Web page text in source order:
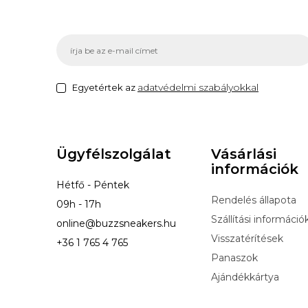
Egyetértek az adatvédelmi szabályokkal
Ügyfélszolgálat
Hétfő - Péntek
09h - 17h
online@buzzsneakers.hu
+36 1 765 4 765
Vásárlási
információk
Rendelés állapota
Szállítási
Visszatérítések
Panaszok
Ajándékkártya